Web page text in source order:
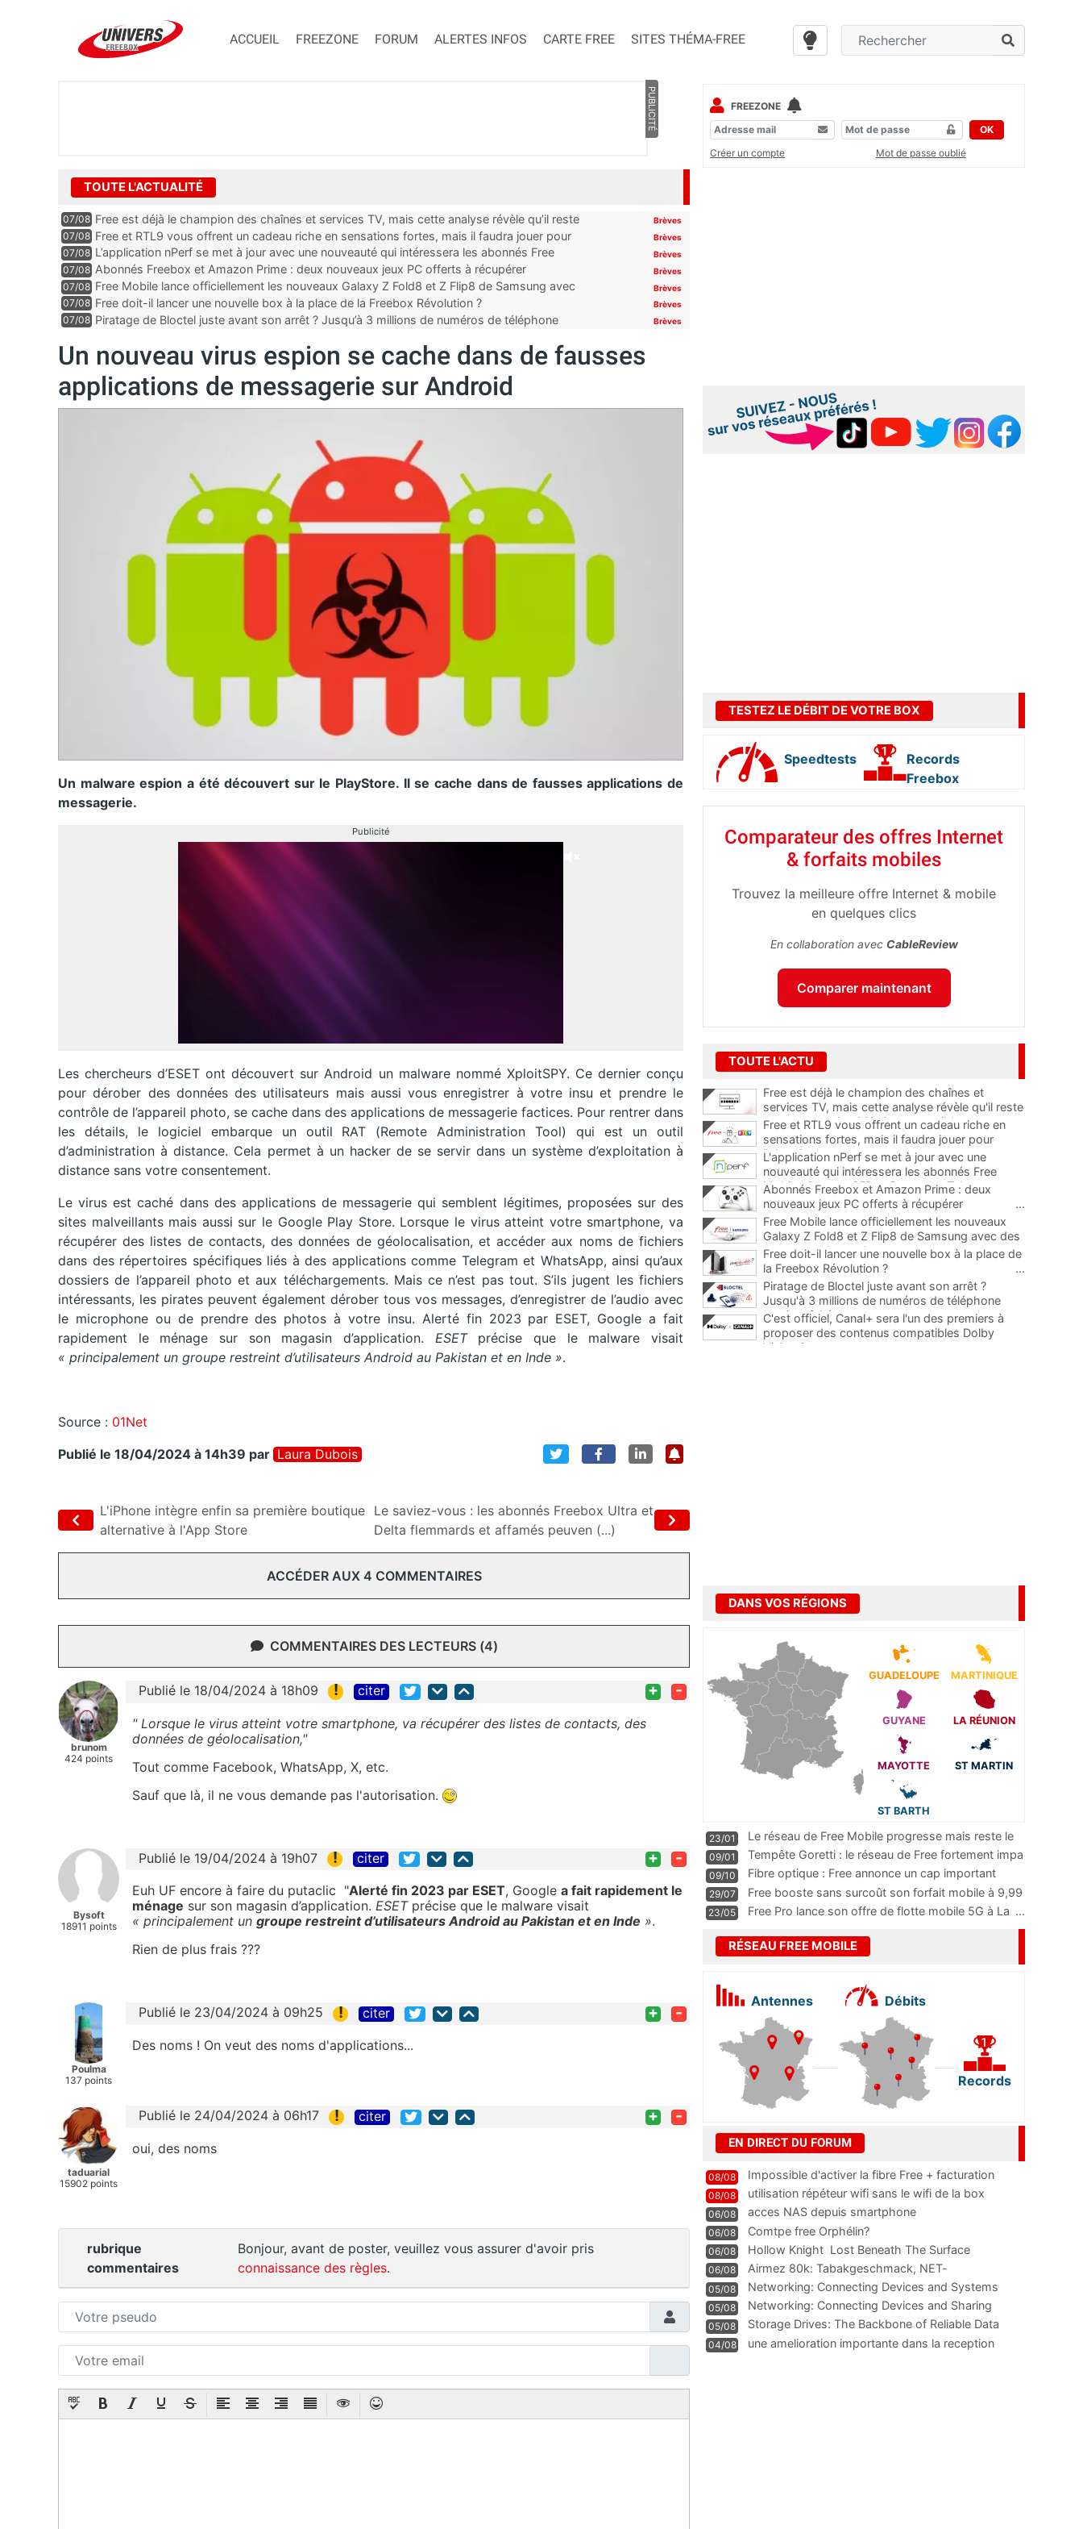
ACCUEIL FREEZONE FORUM ALERTES INFOS CARTE FREE SITES THÉMA-FREE
PUBLICITÉ
TOUTE L'ACTUALITÉ
07/08 Free est déjà le champion des chaînes et services TV, mais cette analyse révèle qu’il reste
encore au moin...
Brèves
07/08 Free et RTL9 vous offrent un cadeau riche en sensations fortes, mais il faudra jouer pour
l’obtenir
Brèves
07/08 L’application nPerf se met à jour avec une nouveauté qui intéressera les abonnés Free
Mobile, Orange, SFR ...
Brèves
07/08 Abonnés Freebox et Amazon Prime : deux nouveaux jeux PC offerts à récupérer Brèves
07/08 Free Mobile lance officiellement les nouveaux Galaxy Z Fold8 et Z Flip8 de Samsung avec
des promos et des cadeaux
Brèves
07/08 Free doit-il lancer une nouvelle box à la place de la Freebox Révolution ? Brèves
07/08 Piratage de Bloctel juste avant son arrêt ? Jusqu’à 3 millions de numéros de téléphone
Brèves
Un nouveau virus espion se cache dans de fausses
applications de messagerie sur Android
Un malware espion a été découvert sur le PlayStore. Il se cache dans de fausses applications de
messagerie.
Publicité
Les chercheurs d’ESET ont découvert sur Android un malware nommé XploitSPY. Ce dernier conçu
pour dérober des données des utilisateurs mais aussi vous enregistrer à votre insu et prendre le
contrôle de l’appareil photo, se cache dans des applications de messagerie factices. Pour rentrer dans
les détails, le logiciel embarque un outil RAT (Remote Administration Tool) qui est un outil
d’administration à distance. Cela permet à un hacker de se servir dans un système d’exploitation à
distance sans votre consentement.
Le virus est caché dans des applications de messagerie qui semblent légitimes, proposées sur des
sites malveillants mais aussi sur le Google Play Store. Lorsque le virus atteint votre smartphone, va
récupérer des listes de contacts, des données de géolocalisation, et accéder aux noms de fichiers
dans des répertoires spécifiques liés à des applications comme Telegram et WhatsApp, ainsi qu’aux
dossiers de l’appareil photo et aux téléchargements. Mais ce n’est pas tout. S’ils jugent les fichiers
intéressants, les pirates peuvent également dérober tous vos messages, d’enregistrer de l’audio avec
le microphone ou de prendre des photos à votre insu. Alerté fin 2023 par ESET, Google a fait
rapidement le ménage sur son magasin d’application. ESETprécise que le malware visait
« principalement un groupe restreint d’utilisateurs Android au Pakistan et en Inde ».
Source : 01Net
Publié le 18/04/2024 à 14h39 par Laura Dubois
L'iPhone intègre enfin sa première boutique
alternative à l'App Store
Le saviez-vous : les abonnés Freebox Ultra et
Delta flemmards et affamés peuven (...)
ACCÉDER AUX 4 COMMENTAIRES
COMMENTAIRES DES LECTEURS (4)
brunom
424 points
Publié le 18/04/2024 à 18h09 ! citer + -
" Lorsque le virus atteint votre smartphone, va récupérer des listes de contacts, des
données de géolocalisation,"
Tout comme Facebook, WhatsApp, X, etc.
Sauf que là, il ne vous demande pas l'autorisation.
Bysoft
18911 points
Publié le 19/04/2024 à 19h07 ! citer + -
Euh UF encore à faire du putaclic "Alerté fin 2023 par ESET, Google a fait rapidement le
ménage sur son magasin d’application. ESETprécise que le malware visait
« principalement un groupe restreint d’utilisateurs Android au Pakistan et en Inde ».
Rien de plus frais ???
Poulma
137 points
Publié le 23/04/2024 à 09h25 ! citer + -
Des noms ! On veut des noms d'applications...
taduarial
15902 points
Publié le 24/04/2024 à 06h17 ! citer + -
oui, des noms
rubrique
commentaires
Bonjour, avant de poster, veuillez vous assurer d'avoir pris
connaissance des règles.
FREEZONE
OK
Créer un compte
Mot de passe oublié
TESTEZ LE DÉBIT DE VOTRE BOX
Speedtests
Records
Freebox
Comparateur des offres Internet
& forfaits mobiles
Trouvez la meilleure offre Internet & mobile
en quelques clics
En collaboration avec CableReview
Comparer maintenant
TOUTE L'ACTU
Free est déjà le champion des chaînes et
services TV, mais cette analyse révèle qu'il reste
encore au moins 141 ajouts possibles
Free et RTL9 vous offrent un cadeau riche en
sensations fortes, mais il faudra jouer pour
l'obtenir
L'application nPerf se met à jour avec une
nouveauté qui intéressera les abonnés Free
Mobile, Orange, SFR et Bouygues Telecom
Abonnés Freebox et Amazon Prime : deux
nouveaux jeux PC offerts à récupérer
...
Free Mobile lance officiellement les nouveaux
Galaxy Z Fold8 et Z Flip8 de Samsung avec des
promos et des cadeaux
...
Free doit-il lancer une nouvelle box à la place de
la Freebox Révolution ?
...
Piratage de Bloctel juste avant son arrêt ?
Jusqu'à 3 millions de numéros de téléphone
auraient fuité
C'est officiel, Canal+ sera l'un des premiers à
proposer des contenus compatibles Dolby
Vision 2
DANS VOS RÉGIONS
GUADELOUPE MARTINIQUE
GUYANE LA RÉUNION
MAYOTTE ST MARTIN
ST BARTH
23/01
Le réseau de Free Mobile progresse mais reste le
m
...
09/01
Tempête Goretti : le réseau de Free fortement impa
09/10
Fibre optique : Free annonce un cap important
pass
...
29/07
Free booste sans surcoût son forfait mobile à 9,99
23/05 Free Pro lance son offre de flotte mobile 5G à La ...
RÉSEAU FREE MOBILE
Antennes Débits
Records
EN DIRECT DU FORUM
08/08
Impossible d'activer la fibre Free + facturation
résiliation
08/08 utilisation répéteur wifi sans le wifi de la box
06/08 acces NAS depuis smartphone
06/08 Comtpe free Orphélin?
06/08 Hollow Knight  Lost Beneath The Surface
06/08
Airmez 80k: Tabakgeschmack, NET-
Technologie und Leistung im
05/08 Networking: Connecting Devices and Systems
05/08
Networking: Connecting Devices and Sharing
Information
05/08
Storage Drives: The Backbone of Reliable Data
Management
04/08
une amelioration importante dans la reception